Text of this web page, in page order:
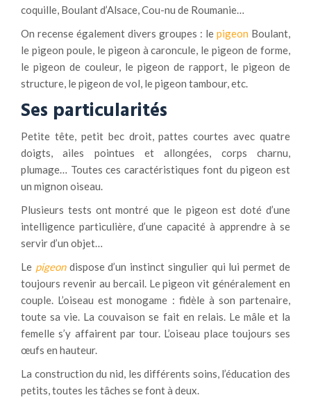
coquille, Boulant d’Alsace, Cou-nu de Roumanie…
On recense également divers groupes : le pigeon Boulant,
le pigeon poule, le pigeon à caroncule, le pigeon de forme,
le pigeon de couleur, le pigeon de rapport, le pigeon de
structure, le pigeon de vol, le pigeon tambour, etc.
Ses particularités
Petite tête, petit bec droit, pattes courtes avec quatre
doigts, ailes pointues et allongées, corps charnu,
plumage… Toutes ces caractéristiques font du pigeon est
un mignon oiseau.
Plusieurs tests ont montré que le pigeon est doté d’une
intelligence particulière, d’une capacité à apprendre à se
servir d’un objet…
Le pigeondispose d’un instinct singulier qui lui permet de
toujours revenir au bercail. Le pigeon vit généralement en
couple. L’oiseau est monogame : fidèle à son partenaire,
toute sa vie. La couvaison se fait en relais. Le mâle et la
femelle s’y affairent par tour. L’oiseau place toujours ses
œufs en hauteur.
La construction du nid, les différents soins, l’éducation des
petits, toutes les tâches se font à deux.